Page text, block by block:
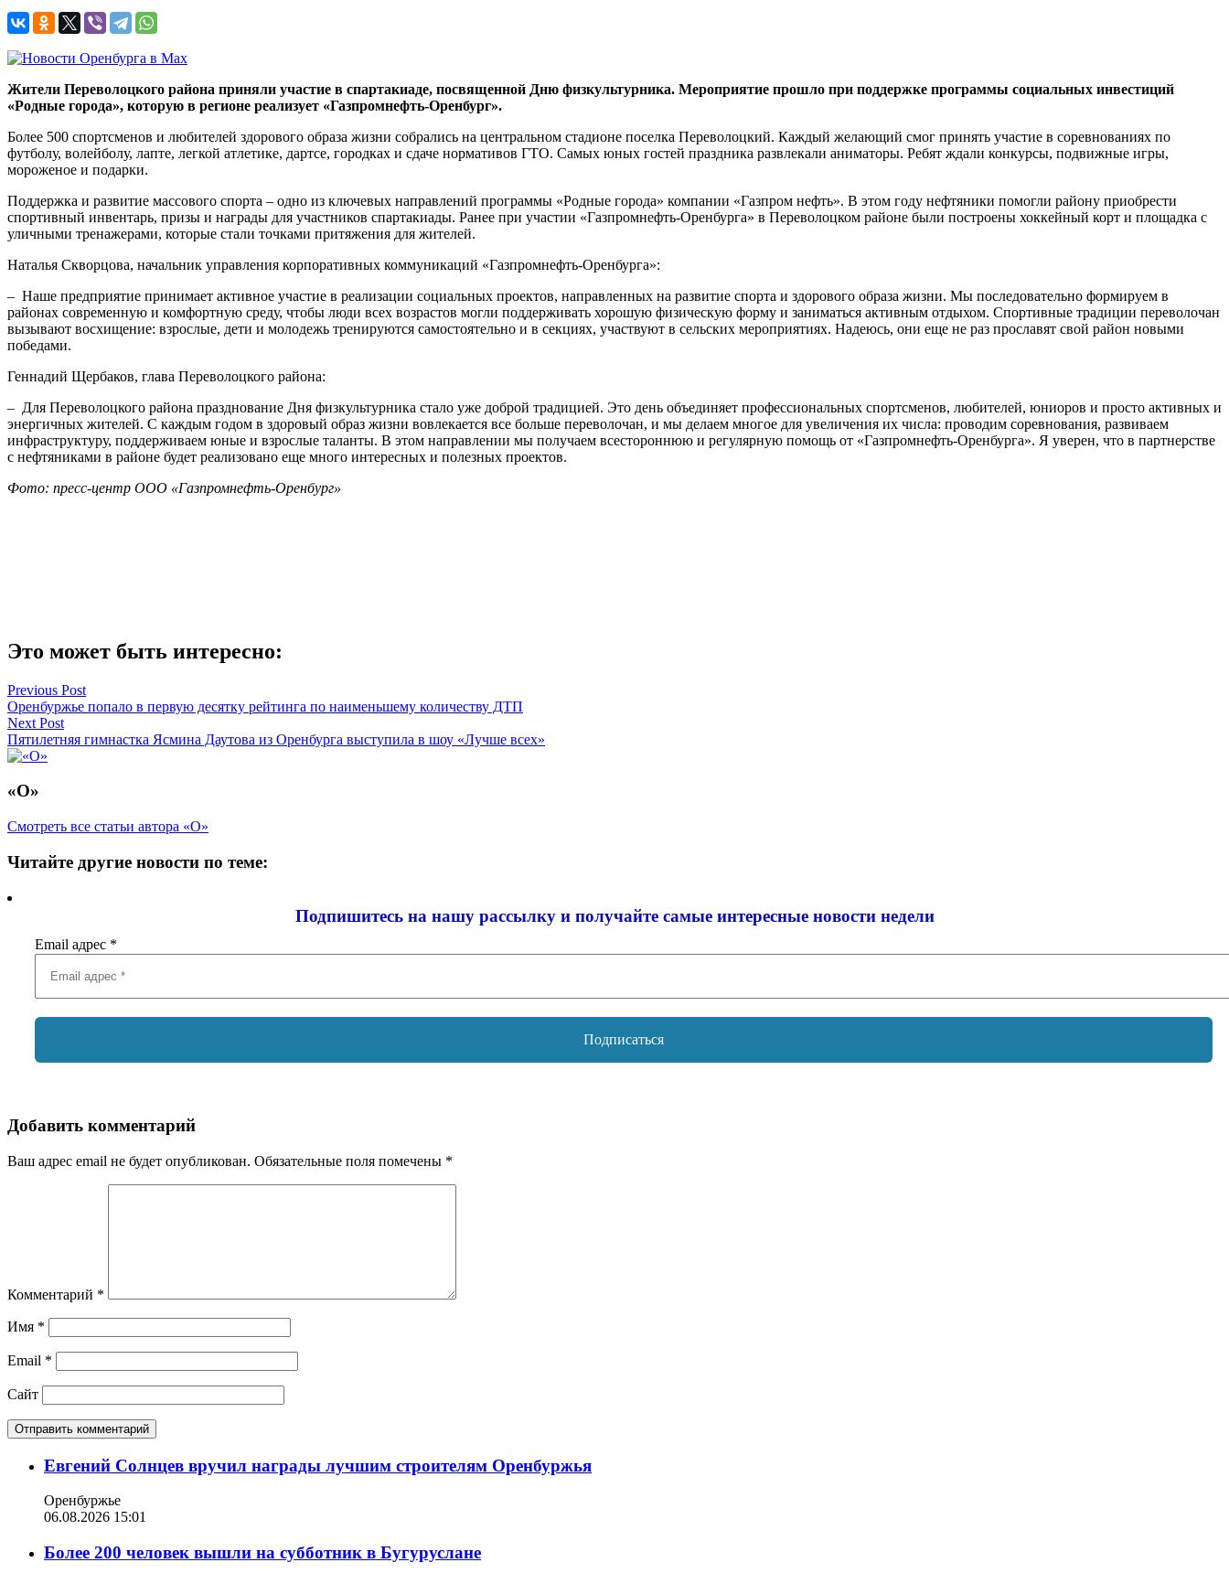
Жители Переволоцкого района приняли участие в спартакиаде, посвященной Дню физкультурника. Мероприятие прошло при поддержке программы социальных инвестиций
«Родные города», которую в регионе реализует «Газпромнефть-Оренбург».
Более 500 спортсменов и любителей здорового образа жизни собрались на центральном стадионе поселка Переволоцкий. Каждый желающий смог принять участие в соревнованиях по
футболу, волейболу, лапте, легкой атлетике, дартсе, городках и сдаче нормативов ГТО. Самых юных гостей праздника развлекали аниматоры. Ребят ждали конкурсы, подвижные игры,
мороженое и подарки.
Поддержка и развитие массового спорта – одно из ключевых направлений программы «Родные города» компании «Газпром нефть». В этом году нефтяники помогли району приобрести
спортивный инвентарь, призы и награды для участников спартакиады. Ранее при участии «Газпромнефть-Оренбурга» в Переволоцком районе были построены хоккейный корт и площадка с
уличными тренажерами, которые стали точками притяжения для жителей.
Наталья Скворцова, начальник управления корпоративных коммуникаций «Газпромнефть-Оренбурга»:
– Наше предприятие принимает активное участие в реализации социальных проектов, направленных на развитие спорта и здорового образа жизни. Мы последовательно формируем в
районах современную и комфортную среду, чтобы люди всех возрастов могли поддерживать хорошую физическую форму и заниматься активным отдыхом. Спортивные традиции переволочан
вызывают восхищение: взрослые, дети и молодежь тренируются самостоятельно и в секциях, участвуют в сельских мероприятиях. Надеюсь, они еще не раз прославят свой район новыми
победами.
Геннадий Щербаков, глава Переволоцкого района:
– Для Переволоцкого района празднование Дня физкультурника стало уже доброй традицией. Это день объединяет профессиональных спортсменов, любителей, юниоров и просто активных и
энергичных жителей. С каждым годом в здоровый образ жизни вовлекается все больше переволочан, и мы делаем многое для увеличения их числа: проводим соревнования, развиваем
инфраструктуру, поддерживаем юные и взрослые таланты. В этом направлении мы получаем всестороннюю и регулярную помощь от «Газпромнефть-Оренбурга». Я уверен, что в партнерстве
с нефтяниками в районе будет реализовано еще много интересных и полезных проектов.
Фото: пресс-центр ООО «Газпромнефть-Оренбург»
Это может быть интересно:
Навигация
по
записям
Previous Post
Оренбуржье попало в первую десятку рейтинга по наименьшему количеству ДТП
Next Post
Пятилетняя гимнастка Ясмина Даутова из Оренбурга выступила в шоу «Лучше всех»
«О»
Смотреть все статьи автора «О»
Читайте другие новости по теме:
Подпишитесь на нашу рассылку и получайте самые интересные новости недели
Email адрес *
Добавить комментарий
Ваш адрес email не будет опубликован. Обязательные поля помечены *
Комментарий *
Имя *
Email *
Сайт
Евгений Солнцев вручил награды лучшим строителям Оренбуржья
Оренбуржье
06.08.2026 15:01
Более 200 человек вышли на субботник в Бугуруслане